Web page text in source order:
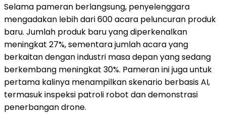
Selama pameran berlangsung, penyelenggara
mengadakan lebih dari 600 acara peluncuran produk
baru. Jumlah produk baru yang diperkenalkan
meningkat 27%, sementara jumlah acara yang
berkaitan dengan industri masa depan yang sedang
berkembang meningkat 30%. Pameran ini juga untuk
pertama kalinya menampilkan skenario berbasis AI,
termasuk inspeksi patroli robot dan demonstrasi
penerbangan drone.